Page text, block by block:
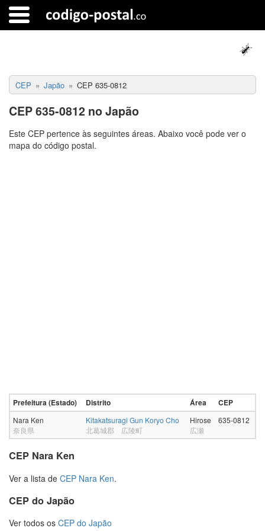
CEP Japão CEP 635-0812
CEP 635-0812 no Japão
Este CEP pertence às seguintes áreas. Abaixo você pode ver o
mapa do código postal.
Prefeitura (Estado) Distrito Área CEP
Nara Ken
奈良県
Kitakatsuragi Gun Koryo Cho
北葛城郡 広陵町
Hirose
広瀬
635-0812
CEP Nara Ken
Ver a lista de CEP Nara Ken.
CEP do Japão
Ver todos os CEP do Japão